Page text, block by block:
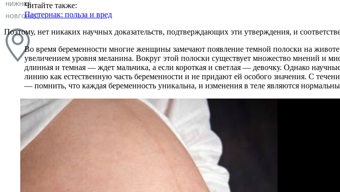
НИЖНИЙ
НОВГОРОД
Читайте также:
Пастернак: польза и вред
Поэтому, нет никаких научных доказательств, подтверждающих эти утверждения, и
Во время беременности многие женщины замечают появление темной полоски на
увеличением уровня меланина. Вокруг этой полоски существует множество мнений и
длинная и темная — ждет мальчика, а если короткая и светлая — девочку. Однако
линию как естественную часть беременности и не придают ей особого значения. С
— помнить, что каждая беременность уникальна, и изменения в теле являются